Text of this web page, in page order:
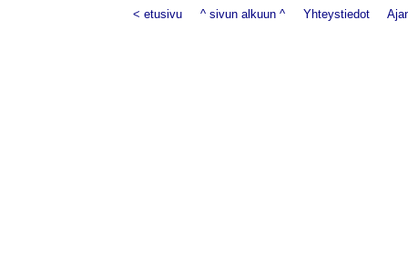
< etusivu ^ sivun alkuun ^ Yhteystiedot